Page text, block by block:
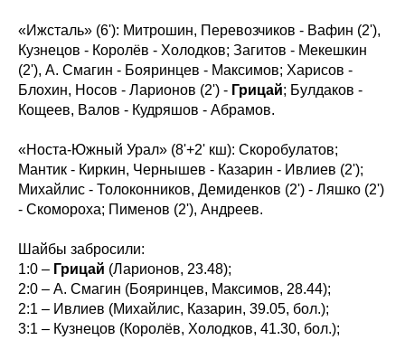
«Ижсталь» (6'): Митрошин, Перевозчиков - Вафин (2'),
Кузнецов - Королёв - Холодков; Загитов - Мекешкин
(2'), А. Смагин - Бояринцев - Максимов; Харисов -
Блохин, Носов - Ларионов (2') - Грицай; Булдаков -
Кощеев, Валов - Кудряшов - Абрамов.
«Носта-Южный Урал» (8'+2' кш): Скоробулатов;
Мантик - Киркин, Чернышев - Казарин - Ивлиев (2');
Михайлис - Толоконников, Демиденков (2') - Ляшко (2')
- Скомороха; Пименов (2'), Андреев.
Шайбы забросили:
1:0 – Грицай (Ларионов, 23.48);
2:0 – А. Смагин (Бояринцев, Максимов, 28.44);
2:1 – Ивлиев (Михайлис, Казарин, 39.05, бол.);
3:1 – Кузнецов (Королёв, Холодков, 41.30, бол.);